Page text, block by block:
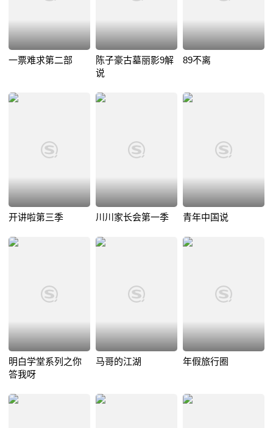
一票难求第二部
陈子豪古墓丽影9解
说
89不离
开讲啦第三季 川川家长会第一季 青年中国说
明白学堂系列之你
答我呀
马哥的江湖 年假旅行圈